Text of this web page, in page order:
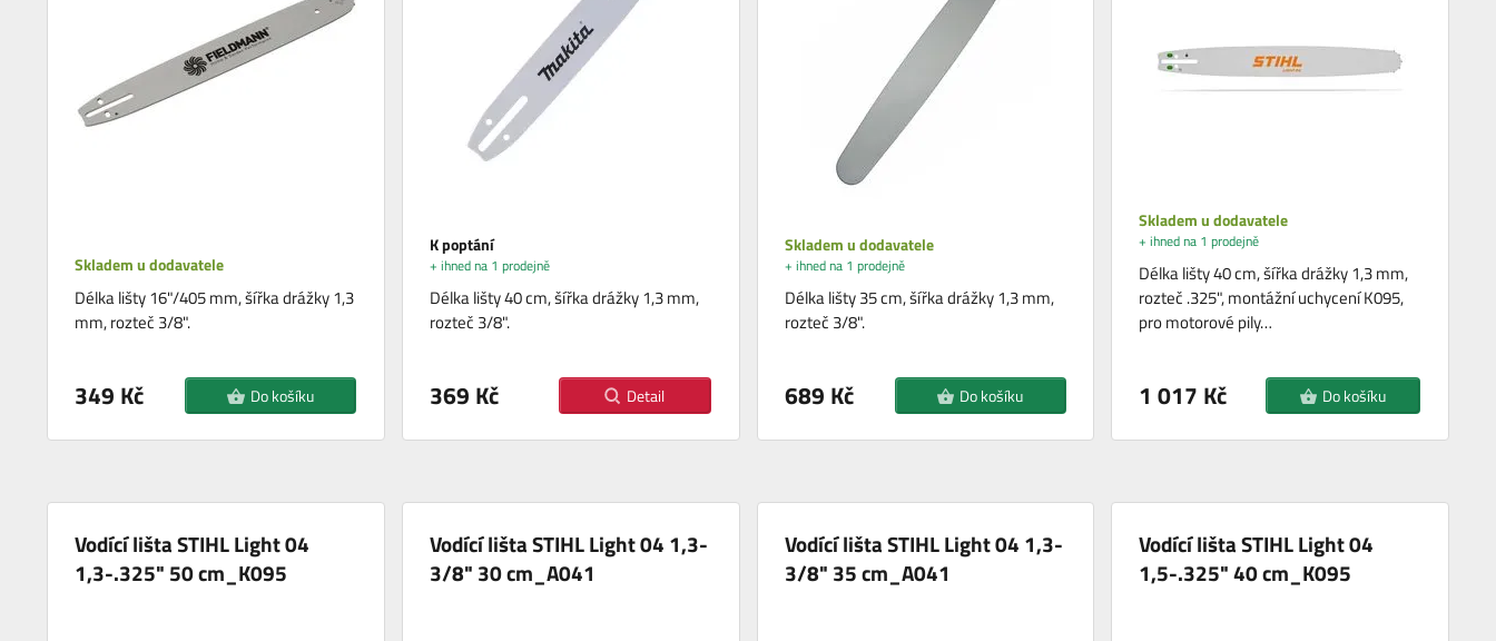
Skladem u dodavatele
Délka lišty 16"/405 mm, šířka drážky 1,3
mm, rozteč 3/8".
349 Kč Do košíku
K poptání
+ ihned na 1 prodejně
Délka lišty 40 cm, šířka drážky 1,3 mm,
rozteč 3/8".
369 Kč Detail
Skladem u dodavatele
+ ihned na 1 prodejně
Délka lišty 35 cm, šířka drážky 1,3 mm,
rozteč 3/8".
689 Kč Do košíku
Skladem u dodavatele
+ ihned na 1 prodejně
Délka lišty 40 cm, šířka drážky 1,3 mm,
rozteč .325", montážní uchycení K095,
pro motorové pily…
1 017 Kč Do košíku
Vodící lišta STIHL Light 04
1,3-.325" 50 cm_K095
Vodící lišta STIHL Light 04 1,3-
3/8" 30 cm_A041
Vodící lišta STIHL Light 04 1,3-
3/8" 35 cm_A041
Vodící lišta STIHL Light 04
1,5-.325" 40 cm_K095